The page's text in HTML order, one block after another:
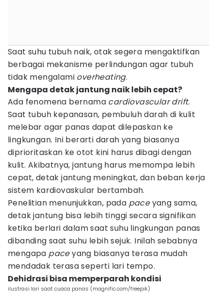
Saat suhu tubuh naik, otak segera mengaktifkan
berbagai mekanisme perlindungan agar tubuh
tidak mengalami overheating.
Mengapa detak jantung naik lebih cepat?
Ada fenomena bernama cardiovascular drift.
Saat tubuh kepanasan, pembuluh darah di kulit
melebar agar panas dapat dilepaskan ke
lingkungan. Ini berarti darah yang biasanya
diprioritaskan ke otot kini harus dibagi dengan
kulit. Akibatnya, jantung harus memompa lebih
cepat, detak jantung meningkat, dan beban kerja
sistem kardiovaskular bertambah.
Penelitian menunjukkan, pada paceyang sama,
detak jantung bisa lebih tinggi secara signifikan
ketika berlari dalam saat suhu lingkungan panas
dibanding saat suhu lebih sejuk. Inilah sebabnya
mengapa paceyang biasanya terasa mudah
mendadak terasa seperti lari tempo.
Dehidrasi bisa memperparah kondisi
ilustrasi lari saat cuaca panas (magnific.com/freepik)